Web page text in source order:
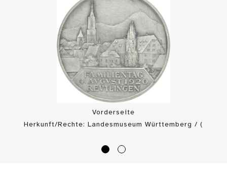
Vorderseite
Herkunft/Rechte: Landesmuseum Württemberg / (